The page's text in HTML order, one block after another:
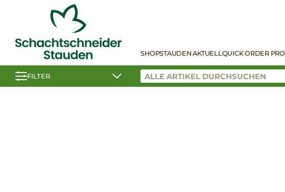
SHOPSTAUDEN AKTUELLQUICK ORDER PRO
FILTER